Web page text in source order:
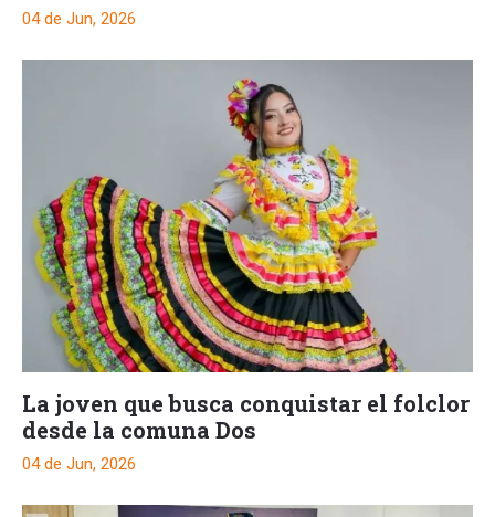
04 de Jun, 2026
La joven que busca conquistar el folclor
desde la comuna Dos
04 de Jun, 2026